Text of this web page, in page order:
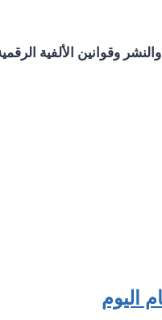
وقوانين الألفية الرقمية
اليوم